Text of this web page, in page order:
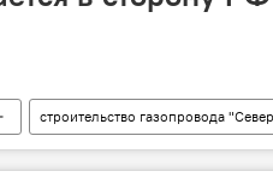
строительство газопровода
"Северный поток – 2"